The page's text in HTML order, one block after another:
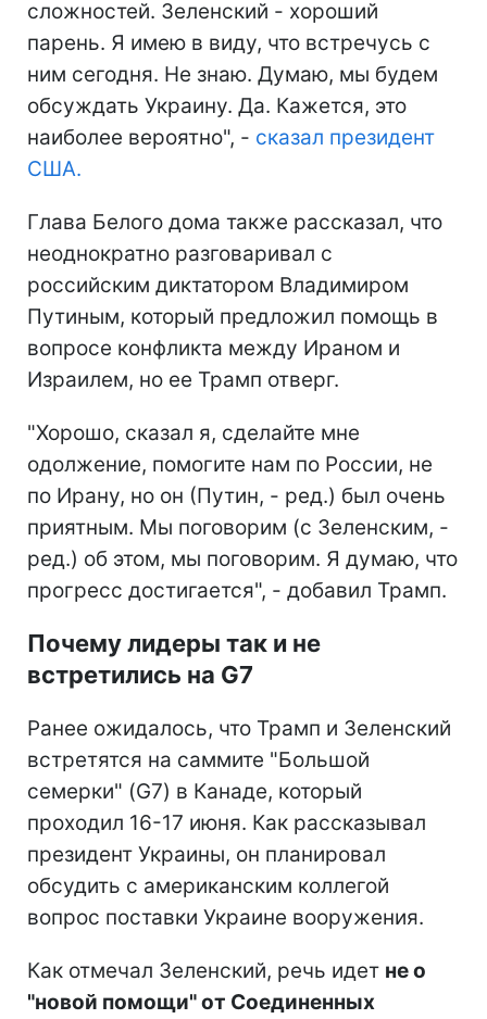
сложностей. Зеленский - хороший
парень. Я имею в виду, что встречусь с
ним сегодня. Не знаю. Думаю, мы будем
обсуждать Украину. Да. Кажется, это
наиболее вероятно", - сказал президент
США.
Глава Белого дома также рассказал, что
неоднократно разговаривал с
российским диктатором Владимиром
Путиным, который предложил помощь в
вопросе конфликта между Ираном и
Израилем, но ее Трамп отверг.
"Хорошо, сказал я, сделайте мне
одолжение, помогите нам по России, не
по Ирану, но он (Путин, - ред.) был очень
приятным. Мы поговорим (с Зеленским, -
ред.) об этом, мы поговорим. Я думаю, что
прогресс достигается", - добавил Трамп.
Почему лидеры так и не
встретились на G7
Ранее ожидалось, что Трамп и Зеленский
встретятся на саммите "Большой
семерки" (G7) в Канаде, который
проходил 16-17 июня. Как рассказывал
президент Украины, он планировал
обсудить с американским коллегой
вопрос поставки Украине вооружения.
Как отмечал Зеленский, речь идет не о
"новой помощи" от Соединенных